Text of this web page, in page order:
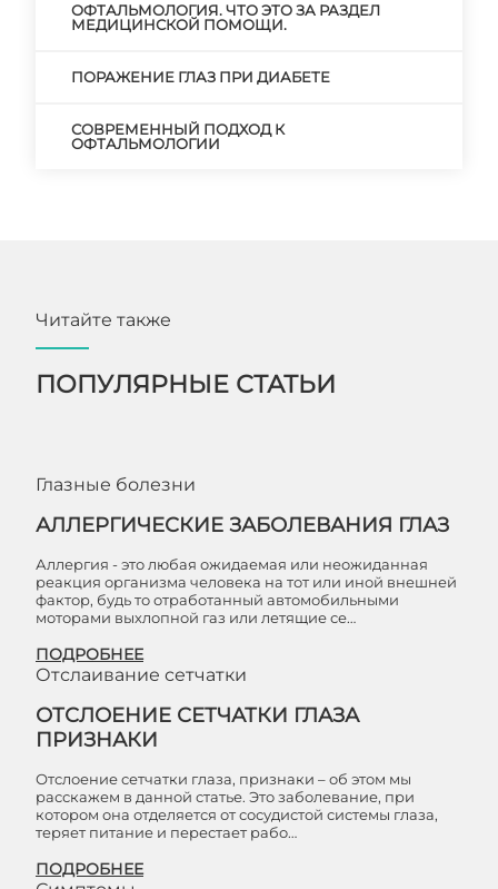
ОФТАЛЬМОЛОГИЯ. ЧТО ЭТО ЗА РАЗДЕЛ
МЕДИЦИНСКОЙ ПОМОЩИ.
ПОРАЖЕНИЕ ГЛАЗ ПРИ ДИАБЕТЕ
СОВРЕМЕННЫЙ ПОДХОД К
ОФТАЛЬМОЛОГИИ
Читайте также
ПОПУЛЯРНЫЕ СТАТЬИ
Глазные болезни
АЛЛЕРГИЧЕСКИЕ ЗАБОЛЕВАНИЯ ГЛАЗ
Аллергия - это любая ожидаемая или неожиданная
реакция организма человека на тот или иной внешней
фактор, будь то отработанный автомобильными
моторами выхлопной газ или летящие се…
ПОДРОБНЕЕ
Отслаивание сетчатки
ОТСЛОЕНИЕ СЕТЧАТКИ ГЛАЗА
ПРИЗНАКИ
Отслоение сетчатки глаза, признаки – об этом мы
расскажем в данной статье. Это заболевание, при
котором она отделяется от сосудистой системы глаза,
теряет питание и перестает рабо…
ПОДРОБНЕЕ